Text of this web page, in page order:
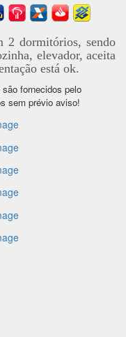
2 dormitórios, sendo
elevador, aceita
está ok.
fornecidos pelo
sem prévio aviso!